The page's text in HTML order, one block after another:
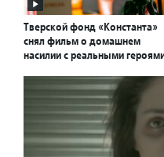
Тверской фонд «Константа»
снял фильм о домашнем
насилии с реальными